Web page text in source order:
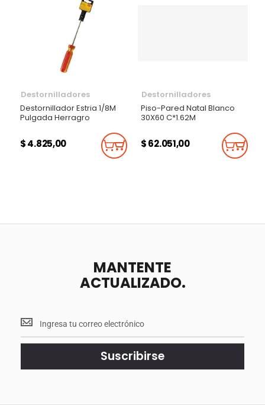
Destornilladores
Destornillador Estria 1/8M
Pulgada Herragro
$ 4.825,00 Añadir Al Carrito
Destornilladores
Piso-Pared Natal Blanco
30X60 C*1.62M
$ 62.051,00
MANTENTE
ACTUALIZADO.
Mantente
<br>
actualizado.
Suscribirse